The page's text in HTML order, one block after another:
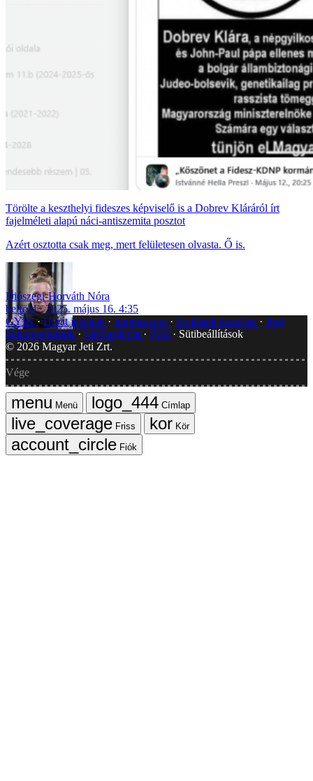
Törölte a keszthelyi fideszes képviselő is a Dobrev Kláráról írt
fajelméleti alapú náci-antiszemita posztot
Azért osztotta csak meg, mert felületesen olvasta. Ő is.
Diószegi-Horváth Nóra
belföld
2025. május 16. 4:35
GYIK Hibát jelentek Impresszum Javítások kezelése
Jogi
dokumentumok
Médiaajánlat RSS
Sütibeállítások
© 2026 Magyar Jeti Zrt.
Vége
Menü
Címlap
Friss
Kör
Fiók